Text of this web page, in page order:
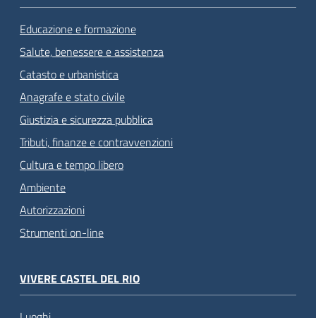
Educazione e formazione
Salute, benessere e assistenza
Catasto e urbanistica
Anagrafe e stato civile
Giustizia e sicurezza pubblica
Tributi, finanze e contravvenzioni
Cultura e tempo libero
Ambiente
Autorizzazioni
Strumenti on-line
VIVERE CASTEL DEL RIO